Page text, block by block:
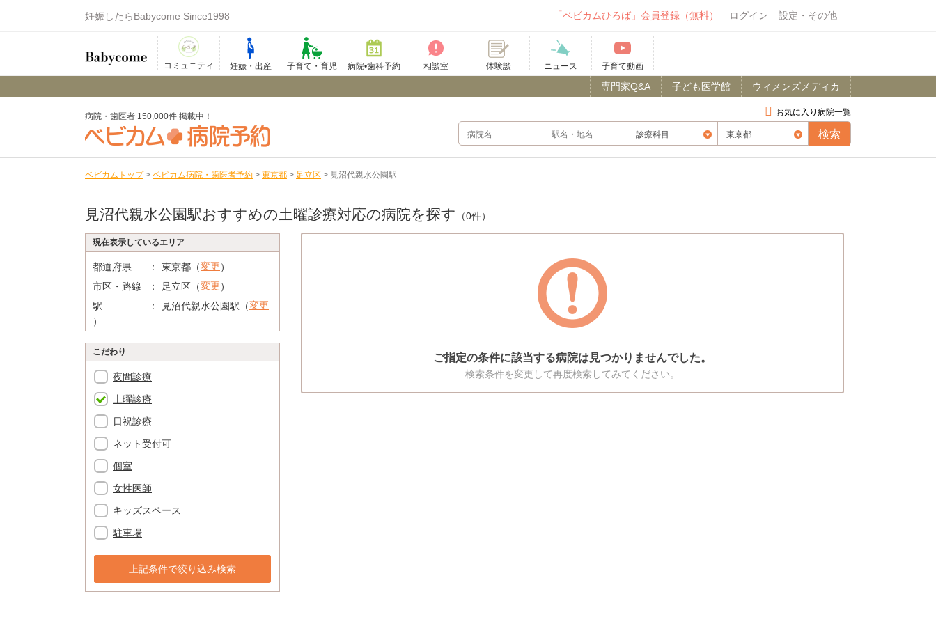
妊娠したらBabycome Since1998 「ベビカムひろば」会員登録（無料） ログイン 設定・その他
コミュニティ 妊娠・出産 子育て・育児 病院•歯科予約 相談室 体験談 ニュース 子育て動画
ウィメンズメディカ
子ども医学館
専門家Q&A
お気に入り病院一覧
病院・歯医者 150,000件 掲載中！
ベビカムトップ > ベビカム病院・歯医者予約 > 東京都 > 足立区 > 見沼代親水公園駅
見沼代親水公園駅おすすめの土曜診療対応の病院を探す （0件）
現在表示しているエリア
都道府県 東京都（変更）
市区・路線
足立区（変更）
駅
見沼代親水公園駅（変更
）
こだわり
夜間診療
土曜診療
日祝診療
ネット受付可
個室
女性医師
キッズスペース
駐車場
上記条件で絞り込み検索
ご指定の条件に該当する病院は見つかりませんでした。
検索条件を変更して再度検索してみてください。